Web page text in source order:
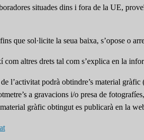
situades dins i fora de la UE,
que sol·licite la seua baixa, s’opose o
altres drets tal com s’explica en la
l’activitat podrà obtindre’s material
a gravacions i/o presa de
gràfic obtingut es publicarà en la